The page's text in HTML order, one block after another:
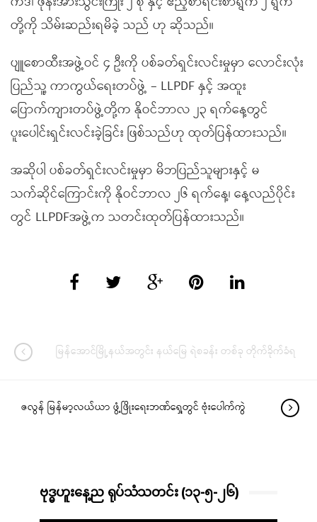
တို့ကို သိမ်းဆည်းရမိခဲ့ သည် ဟု ဆိုသည်။
ပျူစောထီးအဖွဲ့ဝင် ၄ ဦးကို ပစ်ခတ်ရှင်းလင်းမှုမှာ လောင်းလုံး
ပြည်သူ့ ကာကွယ်ရေးတပ်ဖွဲ့ – LLPDF နှင့် အထူး
ပြောက်ကျားတပ်ဖွဲ့တို့က နိုဝင်ဘာလ ၂၃ ရက်နေ့တွင်
ပူးပေါင်းရှင်းလင်းခဲ့ခြင်း ဖြစ်သည်ဟု ထုတ်ပြန်ထားသည်။
အဆိုပါ ပစ်ခတ်ရှင်းလင်းမှုမှာ မိဘပြည်သူများနှင့် မ
သက်ဆိုင်ကြောင်းကို နိုဝင်ဘာလ ၂၆ ရက်နေ့၊ နေ့လည်ပိုင်း
တွင် LLPDFအဖွဲ့က သတင်းထုတ်ပြန်ထားသည်။
မြန်အောင်မြို့နယ်အတွင်း နယ်မြေ ရဲစခန်း တစ်ခု တိုက်ခိုက်ခံရ
ဇလွန် မြန်မာ့လယ်ယာ ဖွံ့ဖြိုးရေးဘဏ်ရှေ့တွင် ဗုံးပေါက်ကွဲ
ဗုဒ္ဓဟူးနေ့ည ရုပ်သံသတင်း (၁၃-၅-၂၆)